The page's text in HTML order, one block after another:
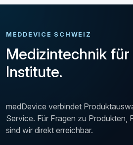
MEDDEVICE SCHWEIZ
Medizintechnik für
Institute.
medDevice verbindet
Service. Für Fragen zu Produkten,
sind wir direkt erreichbar.